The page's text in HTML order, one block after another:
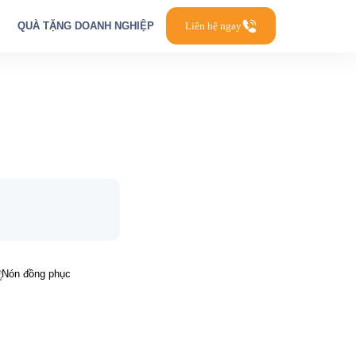
QUÀ TẶNG DOANH NGHIỆP Liên hệ ngay